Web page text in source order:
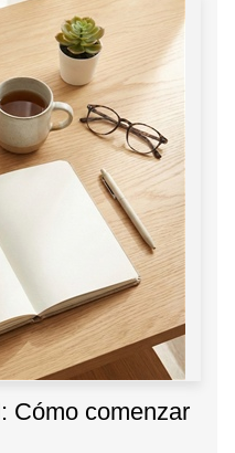
Cómo comenzar